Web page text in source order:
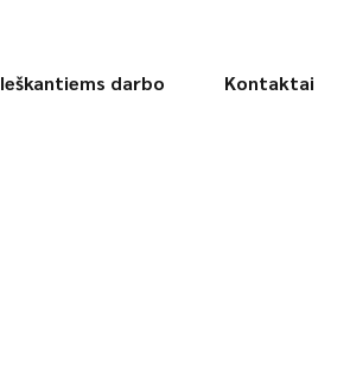
Ieškantiems darbo Kontaktai